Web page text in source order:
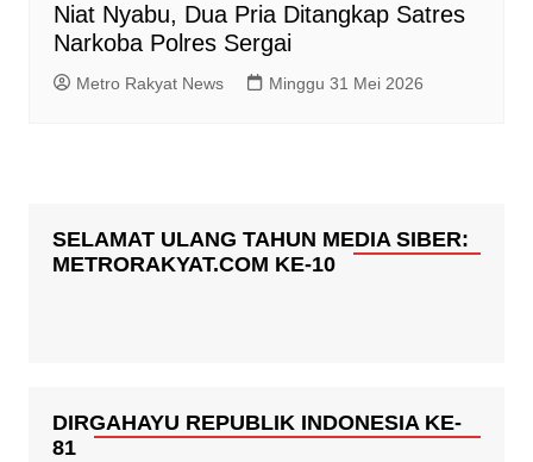
Niat Nyabu, Dua Pria Ditangkap Satres
Narkoba Polres Sergai
Metro Rakyat News Minggu 31 Mei 2026
SELAMAT ULANG TAHUN MEDIA SIBER:
METRORAKYAT.COM KE-10
DIRGAHAYU REPUBLIK INDONESIA KE-
81